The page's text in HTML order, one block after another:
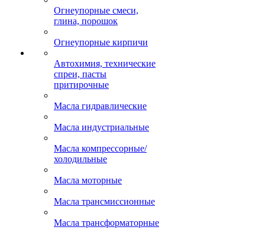
Огнеупорные смеси,
глина, порошок
Огнеупорные кирпичи
Автохимия, технические
спреи, пасты
притирочные
Масла гидравлические
Масла индустриальные
Масла компрессорные/
холодильные
Масла моторные
Масла трансмиссионные
Масла трансформаторные